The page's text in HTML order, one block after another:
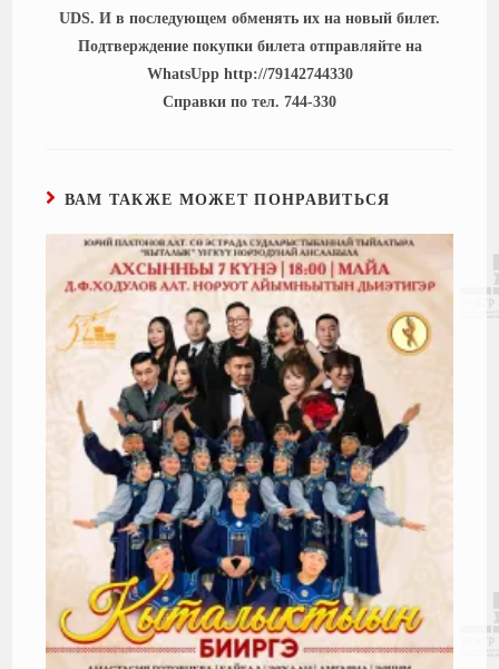
UDS. И в последующем обменять их на новый билет.
Подтверждение покупки билета отправляйте на
WhatsUpp http://79142744330
Справки по тел. 744-330
ВАМ ТАКЖЕ МОЖЕТ ПОНРАВИТЬСЯ